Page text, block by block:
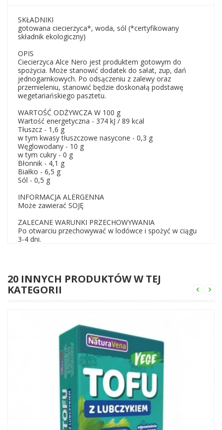
SKŁADNIKI
gotowana ciecierzyca*, woda, sól (*certyfikowany
składnik ekologiczny)
OPIS
Ciecierzyca Alce Nero jest produktem gotowym do
spożycia. Może stanowić dodatek do sałat, zup, dań
jednogarnkowych. Po odsączeniu z zalewy oraz
przemieleniu, stanowić będzie doskonałą podstawę
wegetariańskiego pasztetu.
WARTOŚĆ ODŻYWCZA W 100 g
Wartość energetyczna - 374 kJ / 89 kcal
Tłuszcz - 1,6 g
w tym kwasy tłuszczowe nasycone - 0,3 g
Węglowodany - 10 g
w tym cukry - 0 g
Błonnik - 4,1 g
Białko - 6,5 g
Sól - 0,5 g
INFORMACJA ALERGENNA
Może zawierać SOJĘ
ZALECANE WARUNKI PRZECHOWYWANIA
Po otwarciu przechowywać w lodówce i spożyć w ciągu
3-4 dni.
20 INNYCH PRODUKTÓW W TEJ
KATEGORII